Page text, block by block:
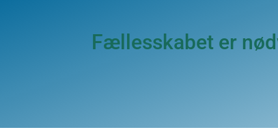
Fællesskabet er